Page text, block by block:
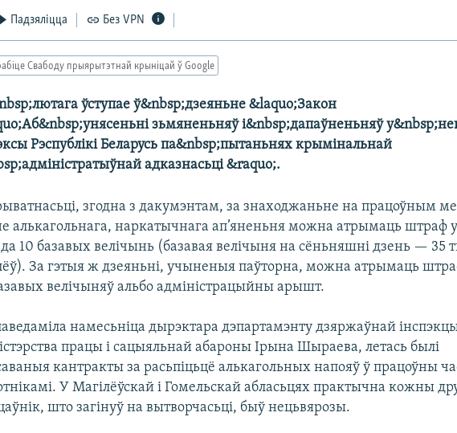
Падзяліцца Без VPN
Свабоду прыярытэтнай крыніцай ў Google
ўступае ў&nbsp;дзеяньне &laquo;Закон
зьмяненьняў і&nbsp;дапаўненьняў
Рэспублікі Беларусь па&nbsp;пытаньнях крымінальнай
адказнасьці &raquo;.
згодна з дакумэнтам, за знаходжаньне на працоўным
алькагольнага, наркатычнага ап’яненьня можна атрымаць штраф
да 10 базавых велічынь (базавая велічыня на сёньняшні дзень — 35
За гэтыя ж дзеяньні, учыненыя паўторна, можна атрымаць
велічыняў альбо адміністрацыйны арышт.
намесьніца дырэктара дэпартамэнту дзяржаўнай
працы і сацыяльнай абароны Ірына Шыраева, летась былі
кантракты за расьпіцьцё алькагольных напояў ў працоўны
У Магілёўскай і Гомельскай абласьцях практычна кожны
што загінуў на вытворчасьці, быў нецьвярозы.